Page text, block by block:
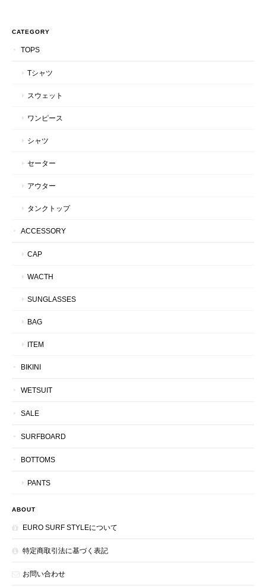
CATEGORY
TOPS
Tシャツ
スウェット
ワンピース
シャツ
セーター
アウター
タンクトップ
ACCESSORY
CAP
WACTH
SUNGLASSES
BAG
ITEM
BIKINI
WETSUIT
SALE
SURFBOARD
BOTTOMS
PANTS
ABOUT
EURO SURF STYLEについて
特定商取引法に基づく表記
お問い合わせ